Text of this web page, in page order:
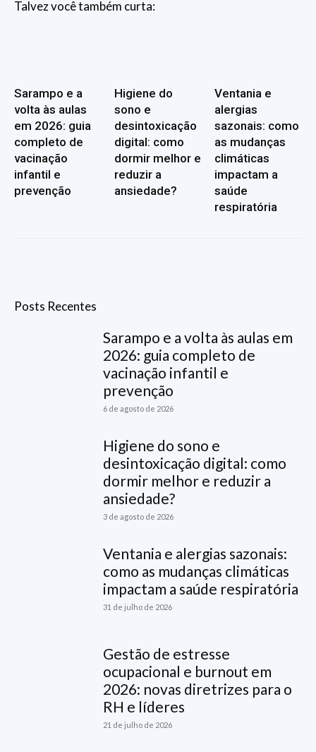
Talvez você também curta:
Sarampo e a
volta às aulas
em 2026: guia
completo de
vacinação
infantil e
prevenção
Higiene do
sono e
desintoxicação
digital: como
dormir melhor e
reduzir a
ansiedade?
Ventania e
alergias
sazonais: como
as mudanças
climáticas
impactam a
saúde
respiratória
Posts Recentes
Sarampo e a volta às aulas em
2026: guia completo de
vacinação infantil e
prevenção
6 de agosto de 2026
Higiene do sono e
desintoxicação digital: como
dormir melhor e reduzir a
ansiedade?
3 de agosto de 2026
Ventania e alergias sazonais:
como as mudanças climáticas
impactam a saúde respiratória
31 de julho de 2026
Gestão de estresse
ocupacional e burnout em
2026: novas diretrizes para o
RH e líderes
21 de julho de 2026